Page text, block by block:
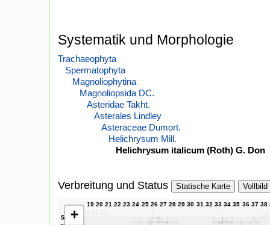
Systematik und Morphologie
Trachaeophyta
Spermatophyta
Magnoliophytina
Magnoliopsida DC.
Asteridae Takht.
Asterales Lindley
Asteraceae Dumort.
Helichrysum Mill.
Helichrysum italicum (Roth) G. Don
Verbreitung und Status Statische Karte Vollbild
+